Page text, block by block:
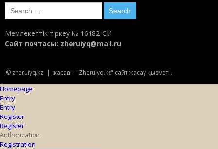
Search
for:
Мемлекеттік тіркеу № 16182-СИ
Сайт почтасы: zheruiyq@mail.ru
© zheruiyq.kz | жасаған "Zheruiyq.kz" сайт жасау қызметі .
Homepage
Entry
Entry
Register
Register
Authorization
Registration